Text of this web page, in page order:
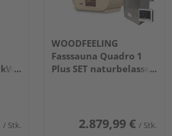
/ Stk.
WOODFEELING
Fasssauna Quadro 1
Plus SET naturbelassen
2.879,99 € / Stk.